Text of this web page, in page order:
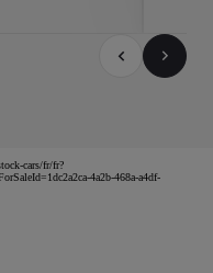
cars/fr/fr?
4a2b-468a-a4df-